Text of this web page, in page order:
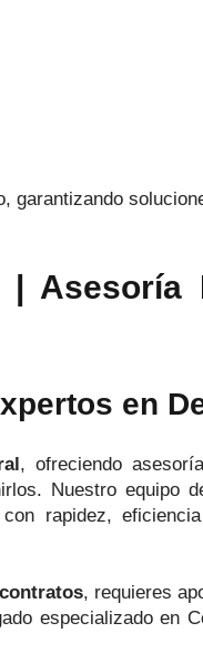
garantizando
en
, ofreciendo
Nuestro equipo
rapidez,
, requieres
especializado en